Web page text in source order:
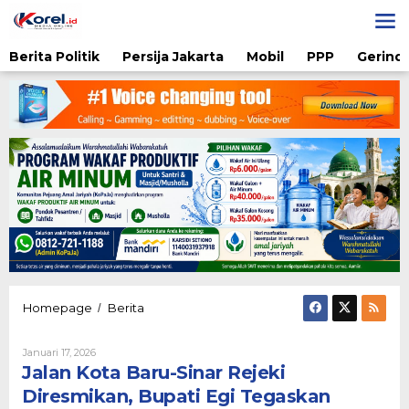
ke
Berita Politik
Persija Jakarta Mobil PPP
Homepage / Berita
Rejeki
Diresmikan,
Bupati
Januari 17, 2026Oleh
Jalan Kota Baru-Sinar Rejeki
Diresmikan, Bupati Egi Tegaskan